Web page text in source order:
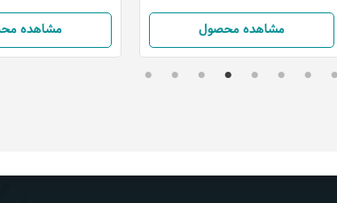
مشاهده مشاهده محصول